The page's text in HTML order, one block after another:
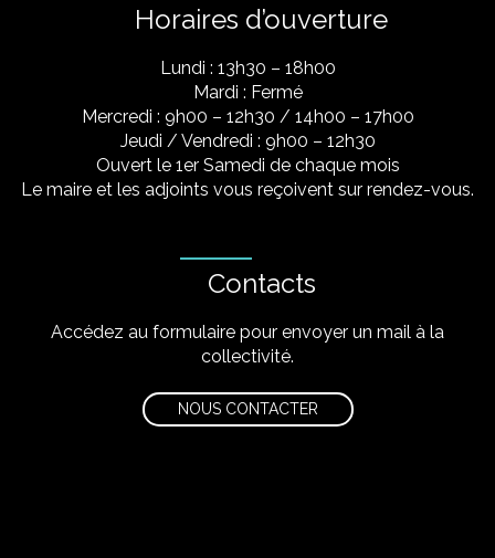
Horaires d’ouverture
Lundi : 13h30 – 18h00
Mardi : Fermé
Mercredi : 9h00 – 12h30 / 14h00 – 17h00
Jeudi / Vendredi : 9h00 – 12h30
Ouvert le 1er Samedi de chaque mois
Le maire et les adjoints vous reçoivent sur rendez-vous.
Contacts
Accédez au formulaire pour envoyer un mail à la
collectivité.
NOUS CONTACTER